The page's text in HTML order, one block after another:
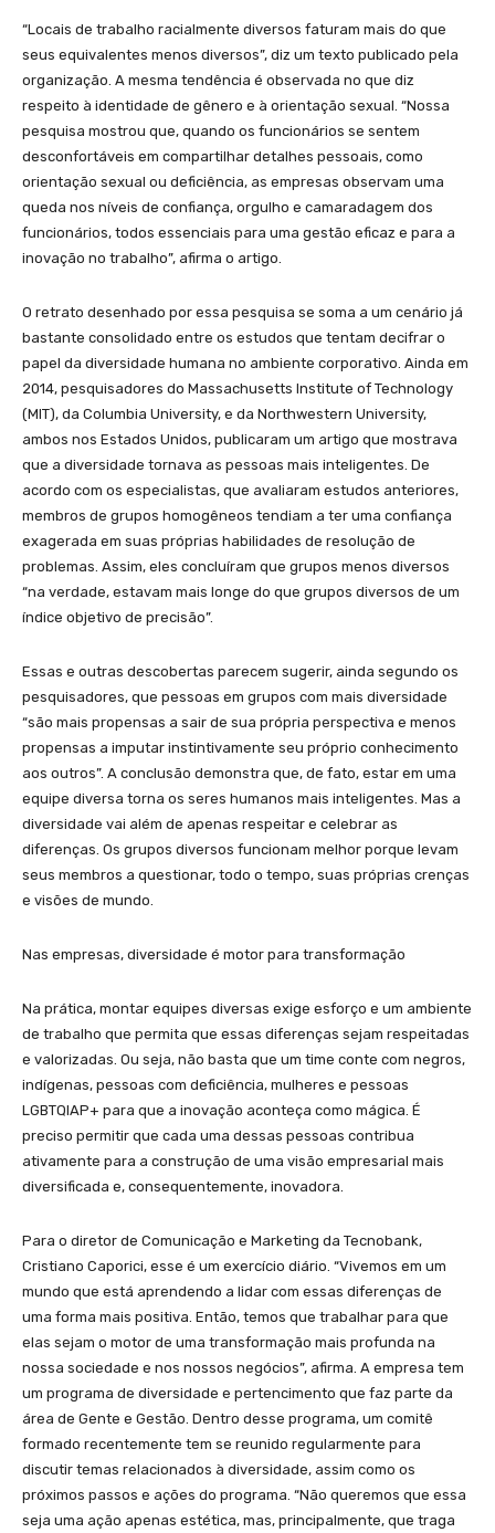
“Locais de trabalho racialmente diversos faturam mais do que
seus equivalentes menos diversos”, diz um texto publicado pela
organização. A mesma tendência é observada no que diz
respeito à identidade de gênero e à orientação sexual. “Nossa
pesquisa mostrou que, quando os funcionários se sentem
desconfortáveis em compartilhar detalhes pessoais, como
orientação sexual ou deficiência, as empresas observam uma
queda nos níveis de confiança, orgulho e camaradagem dos
funcionários, todos essenciais para uma gestão eficaz e para a
inovação no trabalho”, afirma o artigo.
O retrato desenhado por essa pesquisa se soma a um cenário já
bastante consolidado entre os estudos que tentam decifrar o
papel da diversidade humana no ambiente corporativo. Ainda em
2014, pesquisadores do Massachusetts Institute of Technology
(MIT), da Columbia University, e da Northwestern University,
ambos nos Estados Unidos, publicaram um artigo que mostrava
que a diversidade tornava as pessoas mais inteligentes. De
acordo com os especialistas, que avaliaram estudos anteriores,
membros de grupos homogêneos tendiam a ter uma confiança
exagerada em suas próprias habilidades de resolução de
problemas. Assim, eles concluíram que grupos menos diversos
“na verdade, estavam mais longe do que grupos diversos de um
índice objetivo de precisão”.
Essas e outras descobertas parecem sugerir, ainda segundo os
pesquisadores, que pessoas em grupos com mais diversidade
“são mais propensas a sair de sua própria perspectiva e menos
propensas a imputar instintivamente seu próprio conhecimento
aos outros”. A conclusão demonstra que, de fato, estar em uma
equipe diversa torna os seres humanos mais inteligentes. Mas a
diversidade vai além de apenas respeitar e celebrar as
diferenças. Os grupos diversos funcionam melhor porque levam
seus membros a questionar, todo o tempo, suas próprias crenças
e visões de mundo.
Nas empresas, diversidade é motor para transformação
Na prática, montar equipes diversas exige esforço e um ambiente
de trabalho que permita que essas diferenças sejam respeitadas
e valorizadas. Ou seja, não basta que um time conte com negros,
indígenas, pessoas com deficiência, mulheres e pessoas
LGBTQIAP+ para que a inovação aconteça como mágica. É
preciso permitir que cada uma dessas pessoas contribua
ativamente para a construção de uma visão empresarial mais
diversificada e, consequentemente, inovadora.
Para o diretor de Comunicação e Marketing da Tecnobank,
Cristiano Caporici, esse é um exercício diário. “Vivemos em um
mundo que está aprendendo a lidar com essas diferenças de
uma forma mais positiva. Então, temos que trabalhar para que
elas sejam o motor de uma transformação mais profunda na
nossa sociedade e nos nossos negócios”, afirma. A empresa tem
um programa de diversidade e pertencimento que faz parte da
área de Gente e Gestão. Dentro desse programa, um comitê
formado recentemente tem se reunido regularmente para
discutir temas relacionados à diversidade, assim como os
próximos passos e ações do programa. “Não queremos que essa
seja uma ação apenas estética, mas, principalmente, que traga